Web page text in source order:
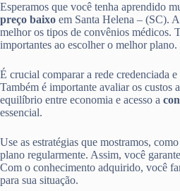
Esperamos que você tenha aprendido
preço baixo em Santa Helena – (SC).
melhor os tipos de convênios médicos.
importantes ao escolher o melhor plano.
É crucial comparar a rede credenciada e
Também é importante avaliar os custos
equilíbrio entre economia e acesso a
essencial.
Use as estratégias que mostramos,
plano regularmente. Assim, você
Com o conhecimento adquirido, você
para sua situação.